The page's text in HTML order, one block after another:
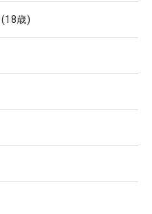
(18歳)